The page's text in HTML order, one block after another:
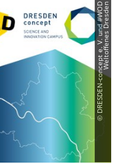
©
D
R
E
S
D
E
N
-
c
o
n
c
e
p
t
e
.
V
.
u
n
d
#
W
O
D
W
e
l
t
o
f
f
e
n
e
s
D
r
e
s
d
en